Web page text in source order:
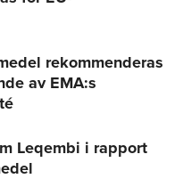
rekommenderas
av EMA:s
Leqembi i rapport